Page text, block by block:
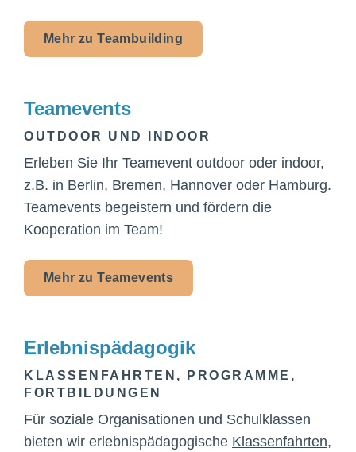
Mehr zu Teambuilding
Teamevents
OUTDOOR UND INDOOR
Erleben Sie Ihr Teamevent outdoor oder indoor,
z.B. in Berlin, Bremen, Hannover oder Hamburg.
Teamevents begeistern und fördern die
Kooperation im Team!
Mehr zu Teamevents
Erlebnispädagogik
KLASSENFAHRTEN, PROGRAMME,
FORTBILDUNGEN
Für soziale Organisationen und Schulklassen
bieten wir erlebnispädagogische Klassenfahrten,